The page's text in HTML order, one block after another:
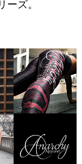
ズ。